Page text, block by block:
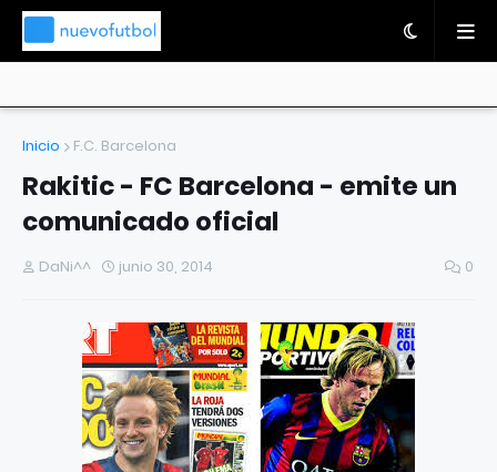
Inicio F.C. Barcelona
Rakitic - FC Barcelona - emite un
comunicado oficial
DaNi^^ junio 30, 2014 0